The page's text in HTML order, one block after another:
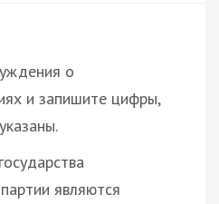
о
и запишите цифры,
являются